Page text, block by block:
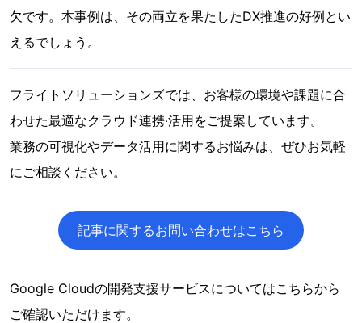
欠です。本事例は、その両立を果たしたDX推進の好例とい
えるでしょう。
フライトソリューションズでは、お客様の環境や課題に合
わせた最適なクラウド連携‧活⽤をご提案しています。
業務の可視化やデータ活⽤に関するお悩みは、ぜひお気軽
にご相談ください。
記事に関するお問い合わせはこちら
Google Cloudの開発支援サービスについてはこちらから
ご確認いただけます。